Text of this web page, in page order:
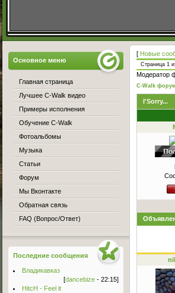
[ Новые
Страница 1
Модератор
C-Walk
I'Sorry...
Основное меню
Главная страница
Лучшее C-Walk видео
Примеры исполнения
Обучение C-Walk
Фотоальбомы
Музыка
Статьи
Форум
Мы Вконтакте
Обратная связь
FAQ (Вопрос/Ответ)
Последние сообщения
Владикавказ
[dancebize - 22:15]
HitcH - Feel it